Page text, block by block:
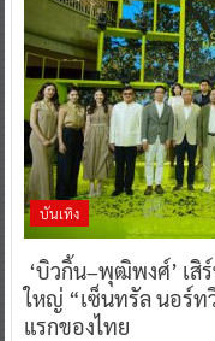
บันเทิง
‘บิวกิ้น–พุฒิพงศ์’ เสิ
ใหญ่ “เซ็นทรัล นอร์ท
แรกของไทย